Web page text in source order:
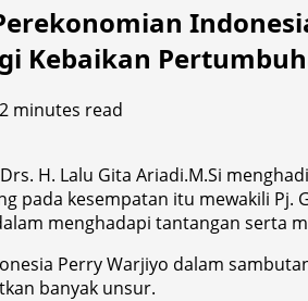
Kebaikan
2 minutes read
H. Lalu Gita Ariadi.M.Si
pada kesempatan itu mewakili
menghadapi tantangan serta
Perry Warjiyo dalam
banyak unsur.